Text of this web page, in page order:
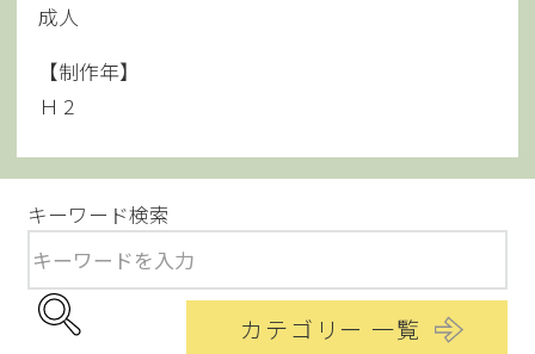
成人
【制作年】
Ｈ 2
キーワード検索
カテゴリー 一覧